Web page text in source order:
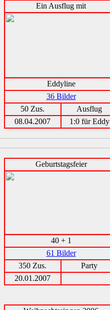
Ein Ausflug mit
Eddyline
36 Bilder
50 Zus.
Ausflug
08.04.2007
1:0 für Eddy
Geburtstagsfeier
40 + 1
61 Bilder
350 Zus.
Party
20.01.2007